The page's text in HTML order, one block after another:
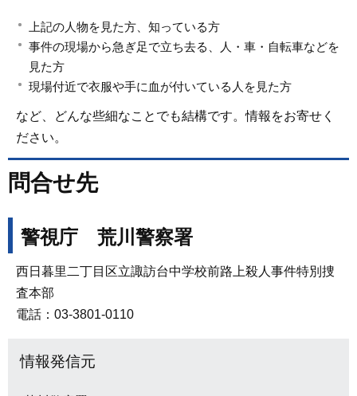
上記の人物を見た方、知っている方
事件の現場から急ぎ足で立ち去る、人・車・自転車などを
見た方
現場付近で衣服や手に血が付いている人を見た方
など、どんな些細なことでも結構です。情報をお寄せく
ださい。
問合せ先
警視庁 荒川警察署
西日暮里二丁目区立諏訪台中学校前路上殺人事件特別捜
査本部
電話：03-3801-0110
情報発信元